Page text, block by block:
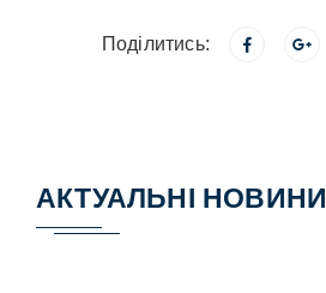
Поділитись:
АКТУАЛЬНІ НОВИНИ